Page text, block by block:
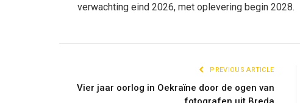
verwachting eind 2026, met oplevering begin 2028.
PREVIOUS ARTICLE
Vier jaar oorlog in Oekraïne door de ogen van